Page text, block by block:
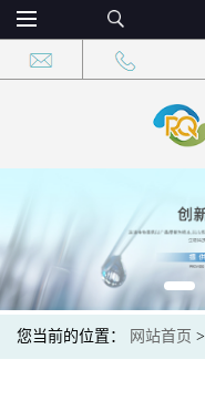
您当前的位置： 网站首页 >